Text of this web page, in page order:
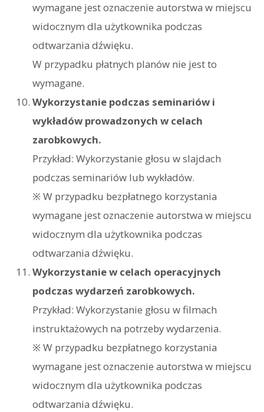
wymagane jest oznaczenie autorstwa w miejscu
widocznym dla użytkownika podczas
odtwarzania dźwięku.
W przypadku płatnych planów nie jest to
wymagane.
Wykorzystanie podczas seminariów i
wykładów prowadzonych w celach
zarobkowych.
Przykład: Wykorzystanie głosu w slajdach
podczas seminariów lub wykładów.
※ W przypadku bezpłatnego korzystania
wymagane jest oznaczenie autorstwa w miejscu
widocznym dla użytkownika podczas
odtwarzania dźwięku.
Wykorzystanie w celach operacyjnych
podczas wydarzeń zarobkowych.
Przykład: Wykorzystanie głosu w filmach
instruktażowych na potrzeby wydarzenia.
※ W przypadku bezpłatnego korzystania
wymagane jest oznaczenie autorstwa w miejscu
widocznym dla użytkownika podczas
odtwarzania dźwięku.